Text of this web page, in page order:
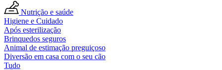
Nutrição e saúde
Higiene e Cuidado
Após esterilização
Brinquedos seguros
Animal de estimação preguiçoso
Diversão em casa com o seu cão
Tudo